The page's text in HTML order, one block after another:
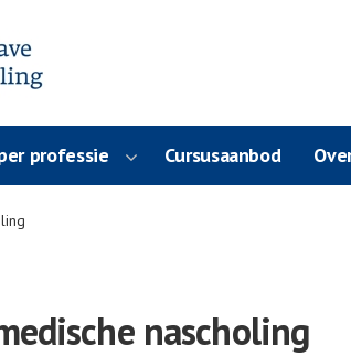
professie Cursusaanbod
nascholing